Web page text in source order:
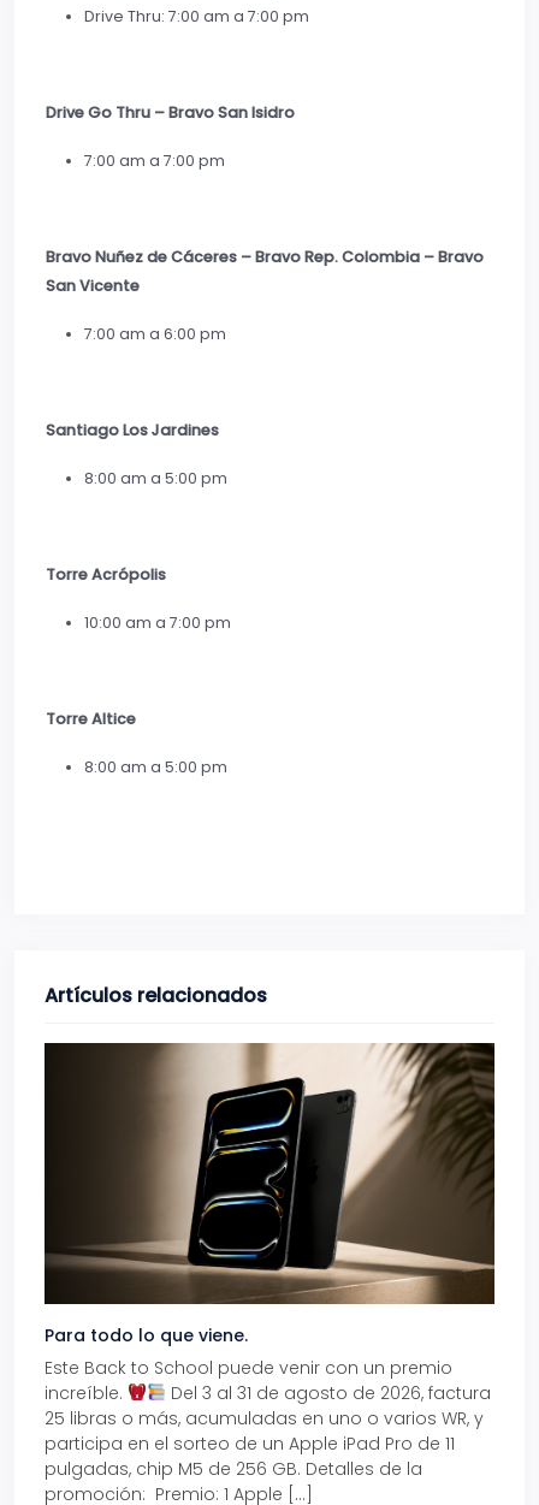
Drive Thru: 7:00 am a 7:00 pm
Drive Go Thru – Bravo San Isidro
7:00 am a 7:00 pm
Bravo Nuñez de Cáceres – Bravo Rep. Colombia – Bravo
San Vicente
7:00 am a 6:00 pm
Santiago Los Jardines
8:00 am a 5:00 pm
Torre Acrópolis
10:00 am a 7:00 pm
Torre Altice
8:00 am a 5:00 pm
Artículos relacionados
Para todo lo que viene.
Este Back to School puede venir con un premio
increíble.
Del 3 al 31 de agosto de 2026, factura
25 libras o más, acumuladas en uno o varios WR, y
participa en el sorteo de un Apple iPad Pro de 11
pulgadas, chip M5 de 256 GB. Detalles de la
promoción: Premio: 1 Apple […]